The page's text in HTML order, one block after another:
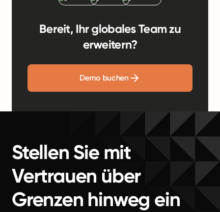
Bereit, Ihr globales Team zu
erweitern?
Demo buchen
Stellen Sie mit
Vertrauen über
Grenzen hinweg ein